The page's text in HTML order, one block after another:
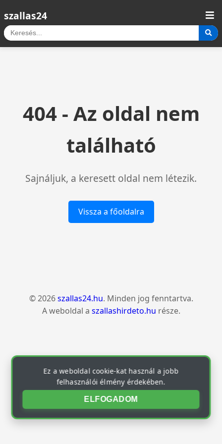
szallas24
404 - Az oldal nem
található
Sajnáljuk, a keresett oldal nem létezik.
Vissza a főoldalra
© 2026szallas24.hu. Minden jog fenntartva.
A weboldal a szallashirdeto.hu része.
Ez a weboldal cookie-kat használ a jobb
felhasználói élmény érdekében.
ELFOGADOM